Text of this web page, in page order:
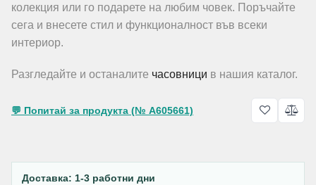
колекция или го подарете на любим човек. Поръчайте
сега и внесете стил и функционалност във всеки
интериор.
Разгледайте и останалите часовници в нашия каталог.
💬 Попитай за продукта (№ A605661)
Доставка: 1-3 работни дни